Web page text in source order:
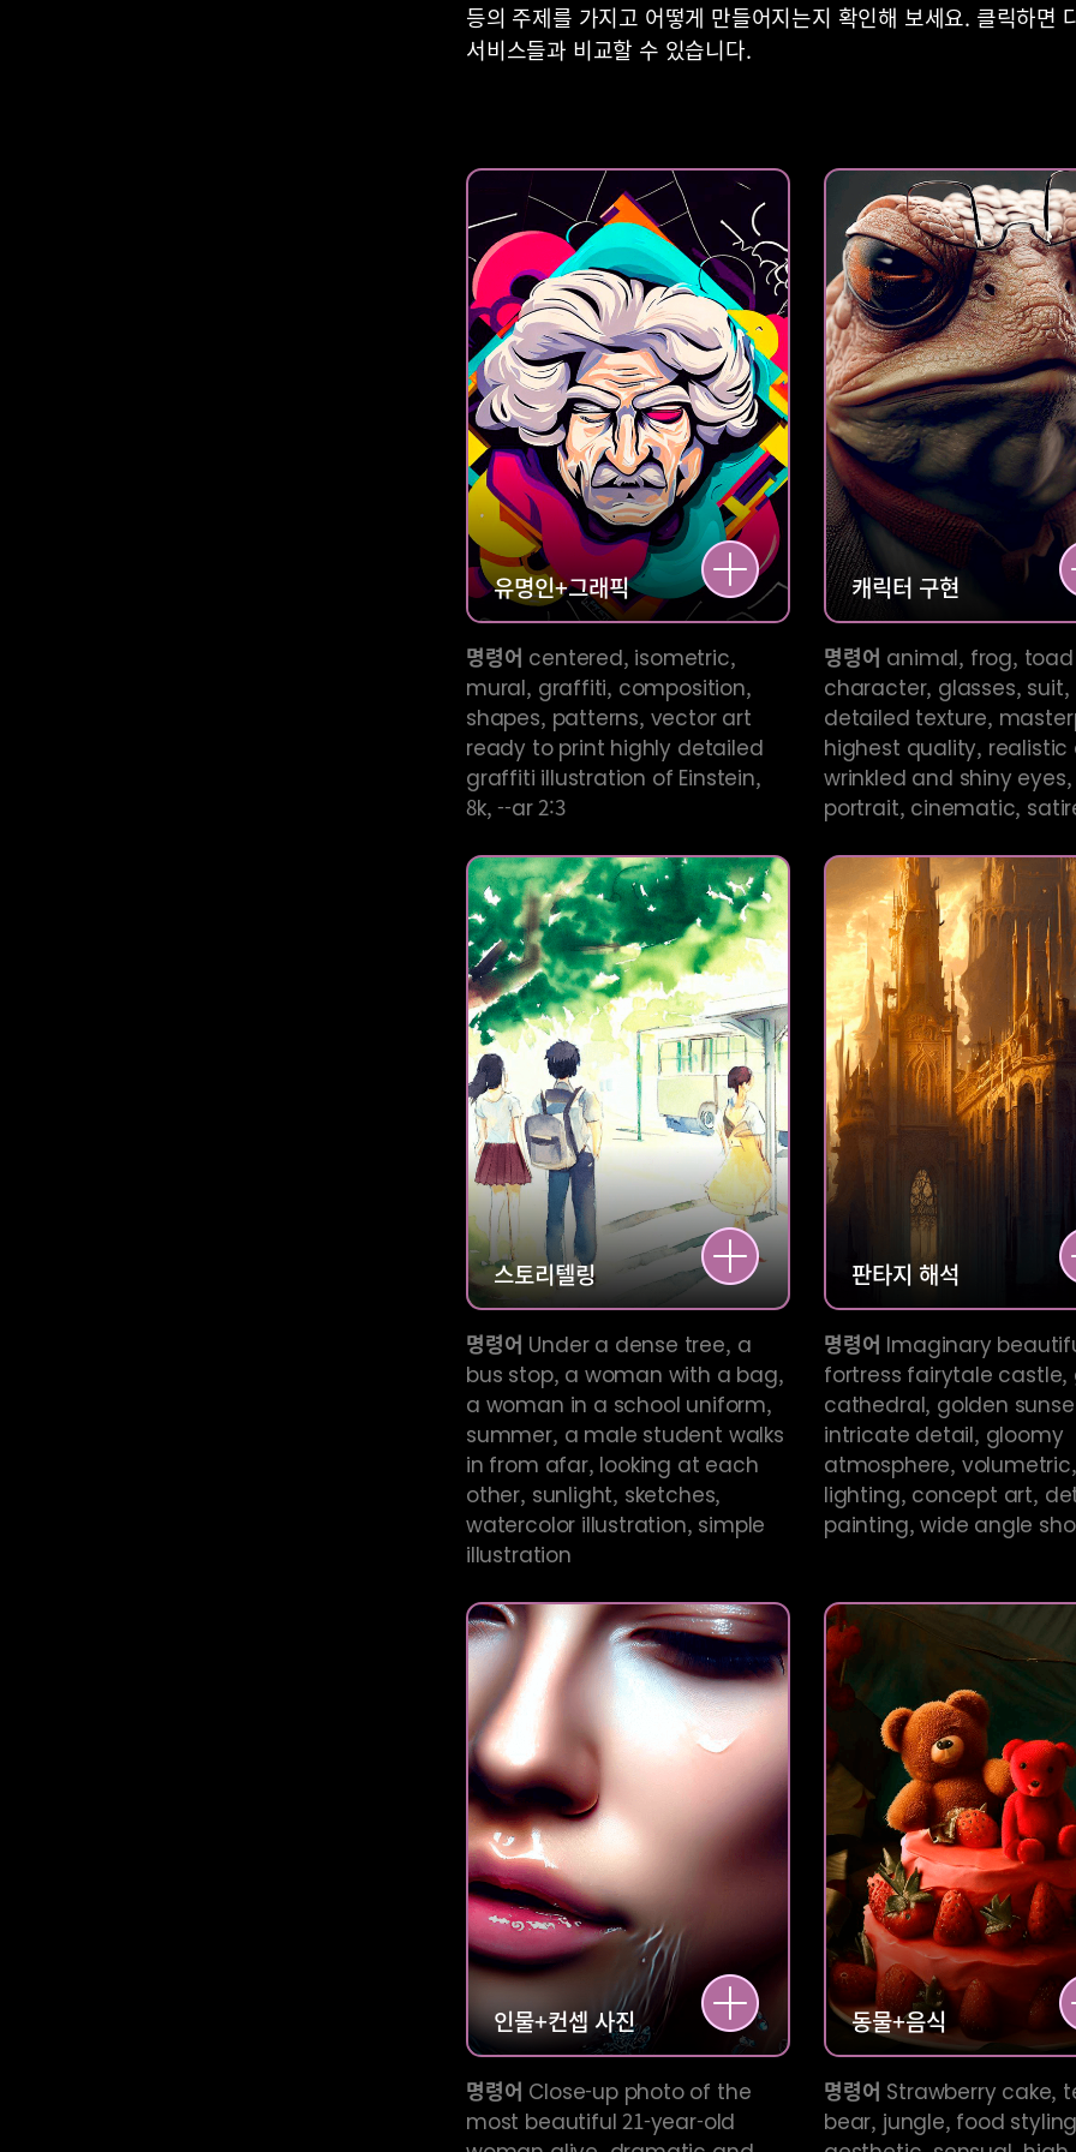
등의 주제를 가지고 어떻게 만들어지는지 확인해 보세요. 클릭하면
서비스들과 비교할 수 있습니다.
유명인+그래픽
명령어 centered, isometric,
mural, graffiti, composition,
shapes, patterns, vector art
ready to print highly detailed
graffiti illustration of Einstein,
8k, --ar 2:3
캐릭터 구현
명령어 animal, frog, toad
character, glasses, suit,
detailed texture,
highest quality, realistic
wrinkled and shiny eyes,
portrait, cinematic,
스토리텔링
명령어 Under a dense tree, a
bus stop, a woman with a bag,
a woman in a school uniform,
summer, a male student walks
in from afar, looking at each
other, sunlight, sketches,
watercolor illustration, simple
illustration
판타지해석
명령어 Imaginary
fortress fairytale castle,
cathedral, golden
intricate detail, gloomy
atmosphere, volumetric,
lighting, concept art,
painting, wide angle
인물+컨셉 사진
명령어 Close-up photo of the
most beautiful 21-year-old
동물+음식
명령어 Strawberry cake,
bear, jungle, food